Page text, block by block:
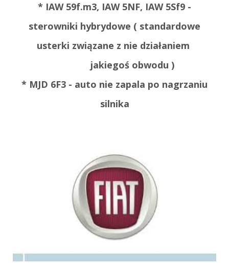
* IAW 59f.m3, IAW 5NF, IAW 5Sf9 -
sterowniki hybrydowe ( standardowe
usterki związane z nie działaniem
jakiegoś obwodu )
* MJD 6F3 - auto nie zapala po nagrzaniu
silnika